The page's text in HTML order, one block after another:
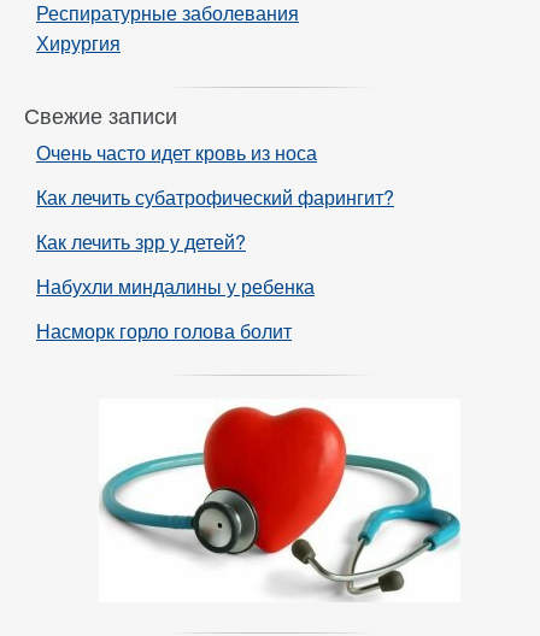
Респиратурные заболевания
Хирургия
Свежие записи
Очень часто идет кровь из носа
Как лечить субатрофический фарингит?
Как лечить зрр у детей?
Набухли миндалины у ребенка
Насморк горло голова болит